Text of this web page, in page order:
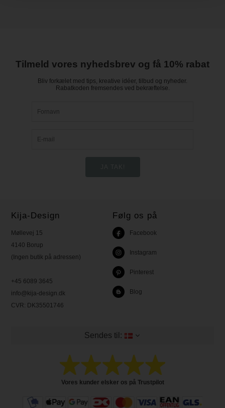
Tilmeld vores nyhedsbrev og få 10% rabat
Bliv forkælet med tips, kreative idéer, tilbud og nyheder.
Rabatkoden fremsendes ved bekræftelse.
Kija-Design
Møllevej 15
4140 Borup
(Ingen butik på adressen)
+45 6089 3645
info@kija-design.dk
CVR: DK35501746
Følg os på
Facebook
Instagram
Pinterest
Blog
Sendes til:
Vores kunder elsker os på Trustpilot